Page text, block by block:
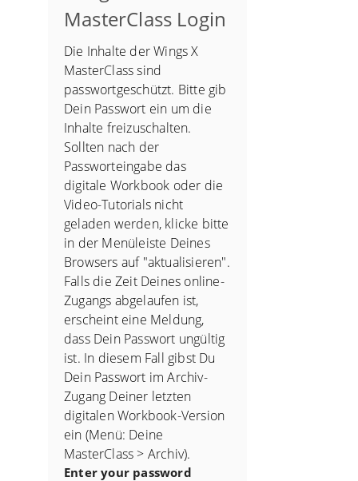
MasterClass Login
Die Inhalte der Wings X
MasterClass sind
passwortgeschützt. Bitte gib
Dein Passwort ein um die
Inhalte freizuschalten.
Sollten nach der
Passworteingabe das
digitale Workbook oder die
Video-Tutorials nicht
geladen werden, klicke bitte
in der Menüleiste Deines
Browsers auf "aktualisieren".
Falls die Zeit Deines online-
Zugangs abgelaufen ist,
erscheint eine Meldung,
dass Dein Passwort ungültig
ist. In diesem Fall gibst Du
Dein Passwort im Archiv-
Zugang Deiner letzten
digitalen Workbook-Version
ein (Menü: Deine
MasterClass > Archiv).
Enter your password